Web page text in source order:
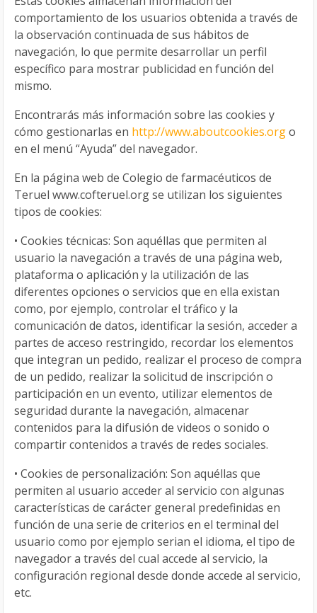
comportamiento de los usuarios obtenida a través de
la observación continuada de sus hábitos de
navegación, lo que permite desarrollar un perfil
específico para mostrar publicidad en función del
mismo.
Encontrarás más información sobre las cookies y
cómo gestionarlas en http://www.aboutcookies.orgo
en el menú “Ayuda” del navegador.
En la página web de Colegio de farmacéuticos de
Teruel www.cofteruel.org se utilizan los siguientes
tipos de cookies:
• Cookies técnicas: Son aquéllas que permiten al
usuario la navegación a través de una página web,
plataforma o aplicación y la utilización de las
diferentes opciones o servicios que en ella existan
como, por ejemplo, controlar el tráfico y la
comunicación de datos, identificar la sesión, acceder a
partes de acceso restringido, recordar los elementos
que integran un pedido, realizar el proceso de compra
de un pedido, realizar la solicitud de inscripción o
participación en un evento, utilizar elementos de
seguridad durante la navegación, almacenar
contenidos para la difusión de videos o sonido o
compartir contenidos a través de redes sociales.
• Cookies de personalización: Son aquéllas que
permiten al usuario acceder al servicio con algunas
características de carácter general predefinidas en
función de una serie de criterios en el terminal del
usuario como por ejemplo serian el idioma, el tipo de
navegador a través del cual accede al servicio, la
configuración regional desde donde accede al servicio,
etc.